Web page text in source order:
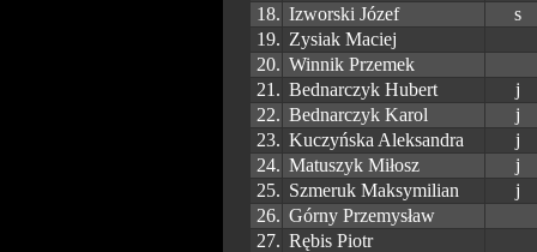
18. Izworski Józef
s
19. Zysiak Maciej
20. Winnik Przemek
21. Bednarczyk Hubert
j
22. Bednarczyk Karol
j
23. Kuczyńska Aleksandra
j
24. Matuszyk Miłosz
j
25. Szmeruk Maksymilian
j
26. Górny Przemysław
27. Rębis Piotr